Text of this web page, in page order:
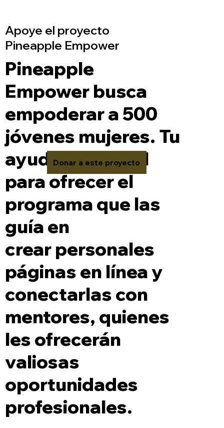
Apoye el proyecto
Pineapple Empower
Pineapple
Empower busca
empoderar a 500
jóvenes mujeres. Tu
ayuda es crucial
para ofrecer el
programa que las
guía en
crear personales
páginas en línea y
conectarlas con
mentores, quienes
les ofrecerán
valiosas
oportunidades
profesionales.
Donar a este proyecto